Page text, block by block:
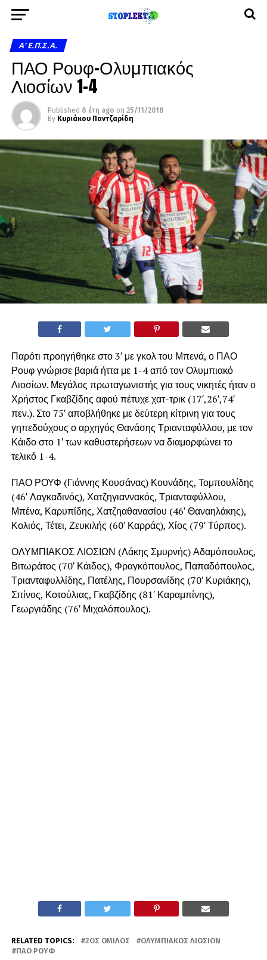
A' Ε.Π.Σ.Α.
ΠΑΟ Ρουφ-Ολυμπιακός
Λιοσίων 1-4
Published 8 έτη ago on 25/11/2018
By Κυριάκου Παντζαρίδη
Παρότι προηγήθηκε στο 3′ με γκολ του Μπενά, ο ΠΑΟ
Ρουφ γνώρισε βαριά ήττα με 1-4 από τον Ολυμπιακό
Λιοσίων. Μεγάλος πρωταγωνιστής για τους νικητές ήταν ο
Χρήστος Γκαβζίδης αφού πέτυχε χατ-τρικ (17′,26′,74′
πεν.). Στο 75′ αποβλήθηκε με δεύτερη κίτρινη για τους
γηπεδούχους ο αρχηγός Θανάσης Τριανταφύλλου, με τον
Κάιδο στο 1′ των καθυστερήσεων να διαμορφώνει το
τελικό 1-4.
ΠΑΟ ΡΟΥΦ (Γιάννης Κουσάνας) Κουνάδης, Τομπουλίδης
(46′ Λαγκαδινός), Χατζηγιαννακός, Τριανταφύλλου,
Μπένα, Καρυπίδης, Χατζηαθανασίου (46′ Θαναηλάκης),
Κολιός, Τέτει, Ζευκιλής (60′ Καρράς), Χίος (79′ Τύρπος).
ΟΛΥΜΠΙΑΚΟΣ ΛΙΟΣΙΩΝ (Λάκης Σμυρνής) Αδαμόπουλος,
Βιτωράτος (70′ Κάιδος), Φραγκόπουλος, Παπαδόπουλος,
Τριανταφυλλίδης, Πατέλης, Πουρσανίδης (70′ Κυριάκης),
Σπίνος, Κοτούλιας, Γκαβζίδης (81′ Καραμπίνης),
Γεωργιάδης (76′ Μιχαλόπουλος).
RELATED TOPICS: 2ΟΣ ΌΜΙΛΟΣ
ΟΛΥΜΠΙΑΚΌΣ ΛΙΟΣΊΩΝ
ΠΑΟ ΡΟΥΦ